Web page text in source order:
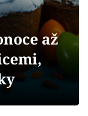
až